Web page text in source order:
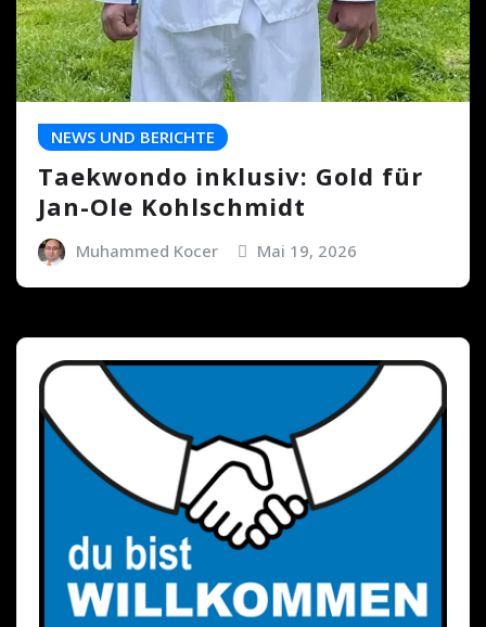
NEWS UND BERICHTE
Taekwondo inklusiv: Gold für
Jan-Ole Kohlschmidt
Muhammed Kocer Mai 19, 2026